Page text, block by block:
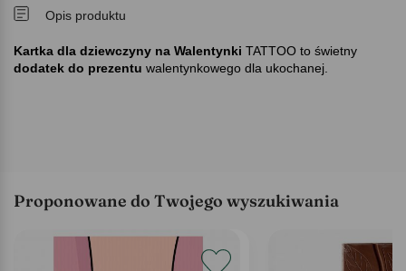
Opis produktu
Kartka dla dziewczyny na Walentynki TATTOO to świetny
dodatek do prezentu walentynkowego dla ukochanej.
Proponowane do Twojego wyszukiwania